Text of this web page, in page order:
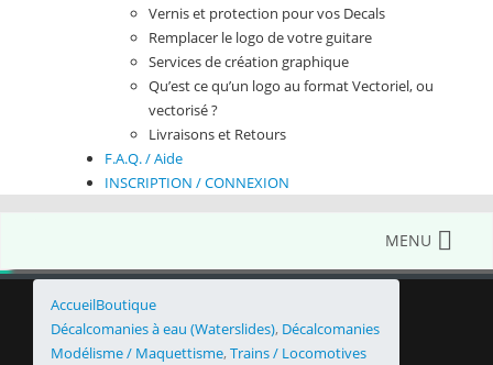
Vernis et protection pour vos Decals
Remplacer le logo de votre guitare
Services de création graphique
Qu’est ce qu’un logo au format Vectoriel, ou
vectorisé ?
Livraisons et Retours
F.A.Q. / Aide
INSCRIPTION / CONNEXION
MENU
AccueilBoutique
Décalcomanies à eau (Waterslides), Décalcomanies
Modélisme / Maquettisme, Trains / Locomotives